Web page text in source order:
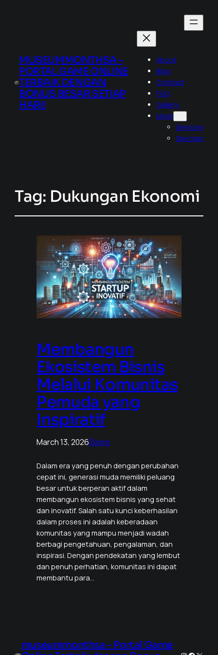
MUSEUMMONTHSA –
PORTAL GAME ONLINE
TERBAIK DENGAN
BONUS BESAR SETIAP
HARI!
About
Blog
Contact
FAQ
Gallery
More
Services
Specials
Tag: Dukungan Ekonomi
Membangun
Ekosistem Bisnis
Melalui Komunitas
Pemuda yang
Inspiratif
March 13, 2026Bisnis
Dalam era yang penuh dengan perubahan
cepat ini, generasi muda memiliki peluang
besar untuk berperan aktif dalam
membangun ekosistem bisnis yang sehat
dan inovatif. Salah satu kunci keberhasilan
dalam proses ini adalah keberadaan
komunitas yang mampu menjadi wadah
berbagi pengetahuan, pengalaman, dan
inspirasi. Dengan pendekatan yang lembut
dan penuh perhatian, komunitas ini dapat
membantu para…
museummonthsa – Portal Game